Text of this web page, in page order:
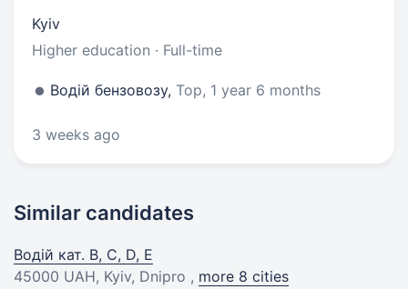
Kyiv
Higher education · Full-time
Водій бензовозу, Тор, 1 year 6 months
3 weeks ago
Similar candidates
Водій кат. B, C, D, E
45000 UAH, Kyiv, Dnipro , more 8 cities